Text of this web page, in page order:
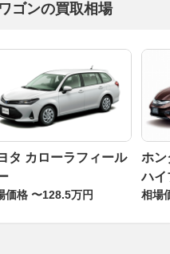
ゴンの買取相場
タ カローラフィール
価格 〜128.5万円
ホン
ハイ
相場